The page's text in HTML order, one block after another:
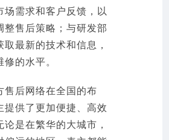
场需求和客户反馈，以
整售后策略；与研发部
取最新的技术和信息，
的水平。
售后网络在全国的布
提供了更加便捷、高效
论是在繁华的大城市，